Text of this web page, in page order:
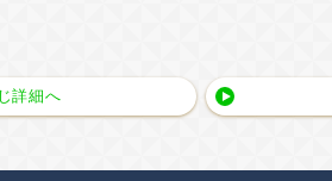
詳細へ